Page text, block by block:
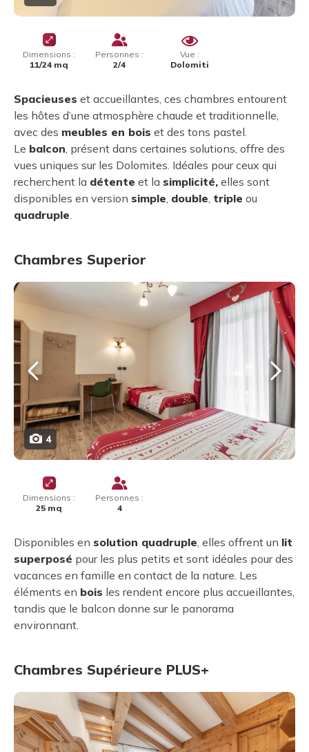
Dimensions :
11/24 mq
Personnes :
2/4
Vue :
Dolomiti
Spacieuses et accueillantes, ces chambres entourent
les hôtes d’une atmosphère chaude et traditionnelle,
avec des meubles en bois et des tons pastel.
Le balcon, présent dans certaines solutions, offre des
vues uniques sur les Dolomites. Idéales pour ceux qui
recherchent la détente et la simplicité, elles sont
disponibles en version simple, double, triple ou
quadruple.
Dimensions :
25 mq
Personnes :
4
Disponibles en solution quadruple , elles offrent un lit
superposé pour les plus petits et sont idéales pour des
vacances en famille en contact de la nature. Les
éléments en bois les rendent encore plus accueillantes,
tandis que le balcon donne sur le panorama
environnant.
Chambres Superior
4
Chambres Supérieure PLUS+